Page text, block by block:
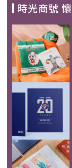
時光商號